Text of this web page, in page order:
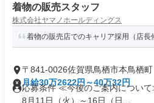
着物の販売スタッフ
株式会社ヤマノホールディングス
着物の販売店でのキャリア採用（店
〒841-0026佐賀県鳥栖市本鳥栖町
月給30万2622円～40万32円
応募条件 ≪今後のご案内につい
8月11日（火）～16日（日...